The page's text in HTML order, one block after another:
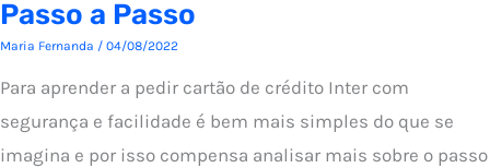
Passo a Passo
Maria Fernanda / 04/08/2022
Para aprender a pedir cartão de crédito Inter com
segurança e facilidade é bem mais simples do que se
imagina e por isso compensa analisar mais sobre o passo